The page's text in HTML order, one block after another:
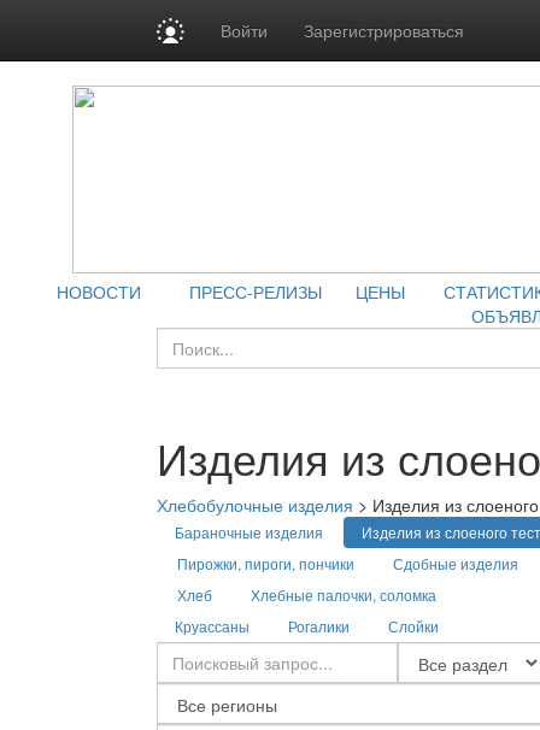
Войти Зарегистрироваться
НОВОСТИ ПРЕСС-РЕЛИЗЫ ЦЕНЫ
Изделия из
Хлебобулочные изделия > Изделия из
Бараночные изделия
Изделия из слоеного
Пирожки, пироги, пончики
Сдобные изделия
Хлеб
Хлебные палочки, соломка
Круассаны
Рогалики Слойки